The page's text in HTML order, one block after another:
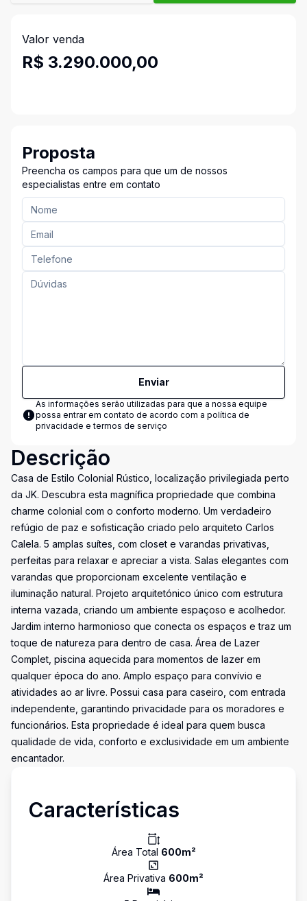
Valor venda
R$ 3.290.000,00
Proposta
Preencha os campos para que um de nossos
especialistas entre em contato
Enviar
As informações serão utilizadas para que a nossa equipe
possa entrar em contato de acordo com a política de
privacidade e termos de serviço
Descrição
Casa de Estilo Colonial Rústico, localização privilegiada perto
da JK. Descubra esta magnífica propriedade que combina
charme colonial com o conforto moderno. Um verdadeiro
refúgio de paz e sofisticação criado pelo arquiteto Carlos
Calela. 5 amplas suítes, com closet e varandas privativas,
perfeitas para relaxar e apreciar a vista. Salas elegantes com
varandas que proporcionam excelente ventilação e
iluminação natural. Projeto arquitetónico único com estrutura
interna vazada, criando um ambiente espaçoso e acolhedor.
Jardim interno harmonioso que conecta os espaços e traz um
toque de natureza para dentro de casa. Área de Lazer
Complet, piscina aquecida para momentos de lazer em
qualquer época do ano. Amplo espaço para convívio e
atividades ao ar livre. Possui casa para caseiro, com entrada
independente, garantindo privacidade para os moradores e
funcionários. Esta propriedade é ideal para quem busca
qualidade de vida, conforto e exclusividade em um ambiente
encantador.
Características
Área Total 600m²
Área Privativa 600m²